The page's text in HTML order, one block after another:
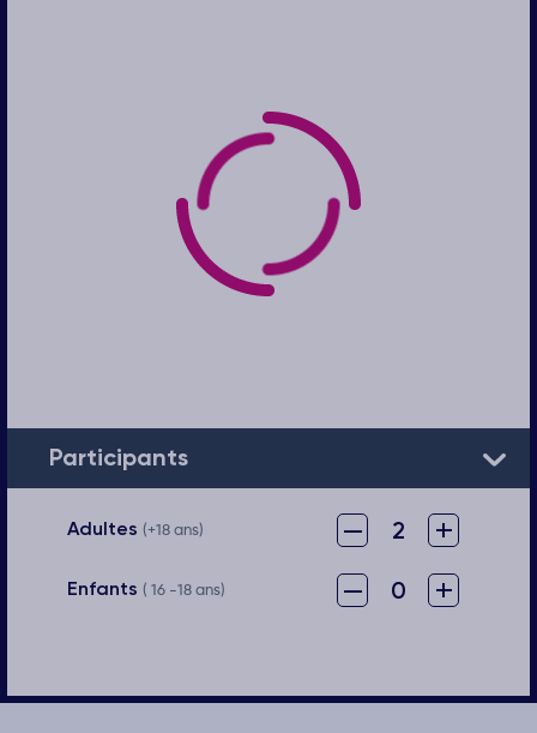
Participants
Adultes (+18 ans) – 2 +
Enfants ( 16 -18 ans) – 0 +